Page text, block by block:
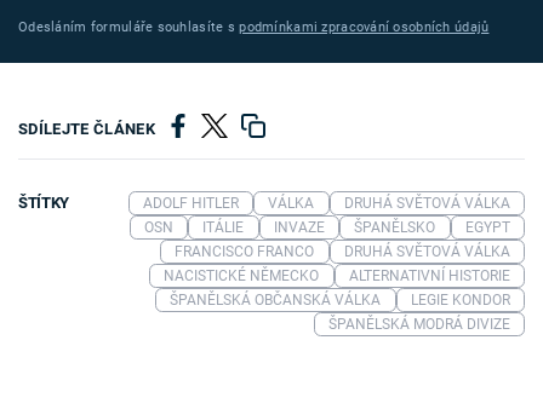
Odesláním formuláře souhlasíte spodmínkami zpracování osobních údajů
SDÍLEJTE ČLÁNEK
ŠTÍTKY ADOLF HITLER VÁLKA
DRUHÁ SVĚTOVÁ VÁLKA
OSN
ITÁLIE INVAZE ŠPANĚLSKO
EGYPT
FRANCISCO FRANCO
DRUHÁ SVĚTOVÁ VÁLKA
NACISTICKÉ NĚMECKO
ALTERNATIVNÍ HISTORIE
ŠPANĚLSKÁ OBČANSKÁ VÁLKA
LEGIE KONDOR
ŠPANĚLSKÁ MODRÁ DIVIZE